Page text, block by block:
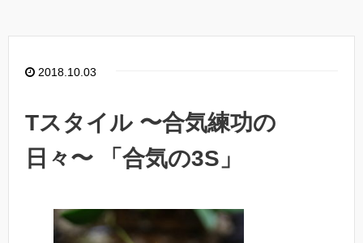
2018.10.03
Tスタイル 〜合気練功の
日々〜 「合気の3S」